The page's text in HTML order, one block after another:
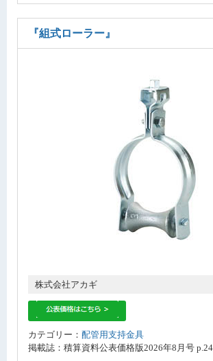
『組式ローラー』
株式会社アカギ
カテゴリー： 配管用支持金具
掲載誌：積算資料公表価格版2026年8月号